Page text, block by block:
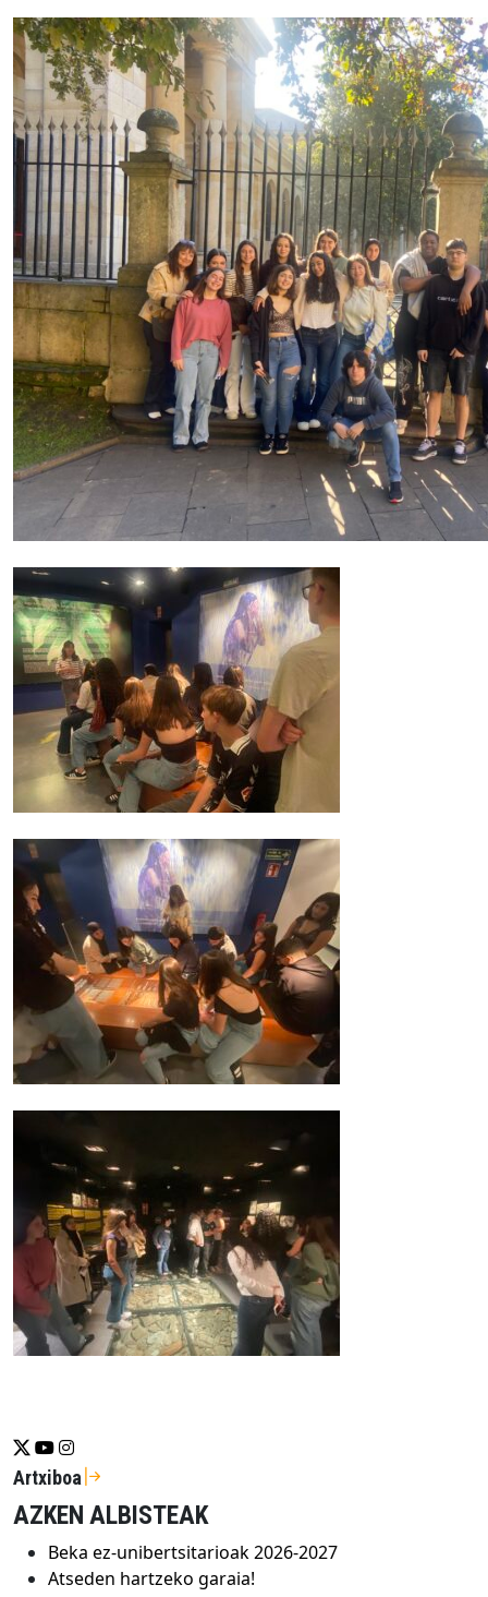
Se abrirá nueva ventana-twitter
Se abrirá nueva ventana-youtube
Se abrirá nueva ventana-instragram
Artxiboa
AZKEN ALBISTEAK
Beka ez-unibertsitarioak 2026-2027
Atseden hartzeko garaia!